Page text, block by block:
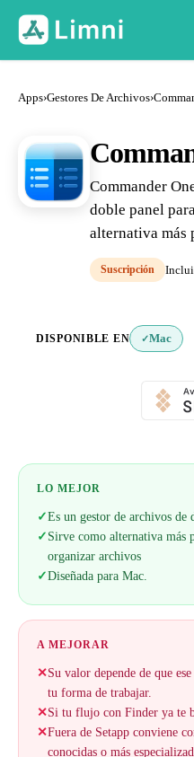
Apps›Gestores De Archivos›
Commander
doble panel
alternativa más
Suscripción
DISPONIBLE EN ✓Mac
LO MEJOR
✓Es un gestor de archivos de
✓ Sirve como alternativa más
organizar archivos
✓Diseñada para Mac.
A MEJORAR
✕Su valor depende de que
tu forma de trabajar.
✕Si tu flujo con Finder ya te
✕Fuera de Setapp conviene
conocidas o más